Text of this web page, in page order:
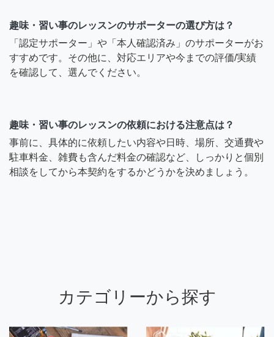
趣味・習い事のレッスンのサポーターの選び方は？
「認定サポーター」や「本人確認済み」のサポーターがお
すすめです。その他に、対応エリアや今までの評価/実績
を確認して、選んでください。
趣味・習い事のレッスンの依頼における注意点は？
事前に、具体的に依頼したい内容や日時、場所、交通費や
駐車料金、雑費も含んだ料金の確認など、しっかりと個別
相談をしてから本契約をするかどうかを決めましょう。
カテゴリーから探す